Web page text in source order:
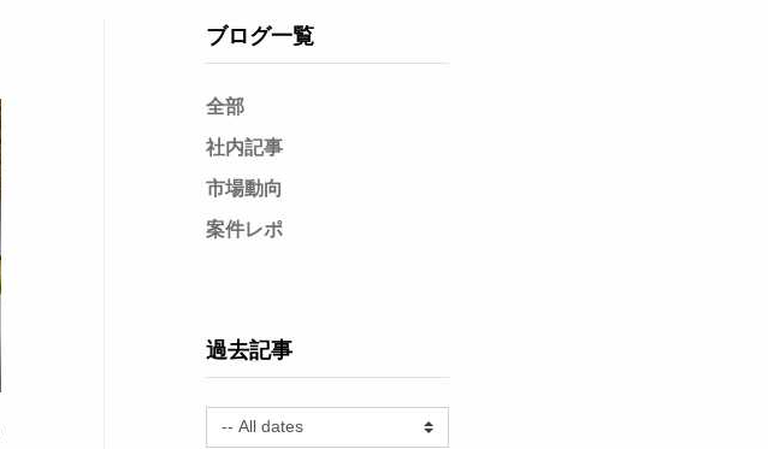
ブログ一覧
全部
社内記事
市場動向
案件レポ
過去記事